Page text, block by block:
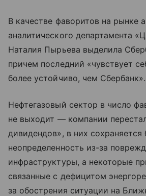
В качестве фаворитов на рынке
аналитического департамента
Наталия Пырьева выделила
причем последний «чувствует
более устойчиво, чем Сбербанк».
Нефтегазовый сектор в число
не выходит — компании
дивидендов», в них сохраняется
неопределенность из-за
инфраструктуры, а некоторые
связанные с дефицитом
за обострения ситуации на